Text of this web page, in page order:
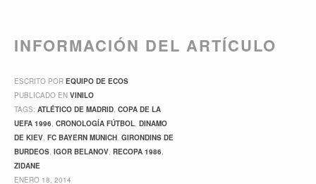
INFORMACIÓN DEL ARTÍCULO
ESCRITO POR EQUIPO DE ECOS
PUBLICADO EN VINILO
TAGS: ATLÉTICO DE MADRID, COPA DE LA
UEFA 1996, CRONOLOGÍA FÚTBOL, DINAMO
DE KIEV, FC BAYERN MUNICH, GIRONDINS DE
BURDEOS, IGOR BELANOV, RECOPA 1986,
ZIDANE
ENERO 18, 2014